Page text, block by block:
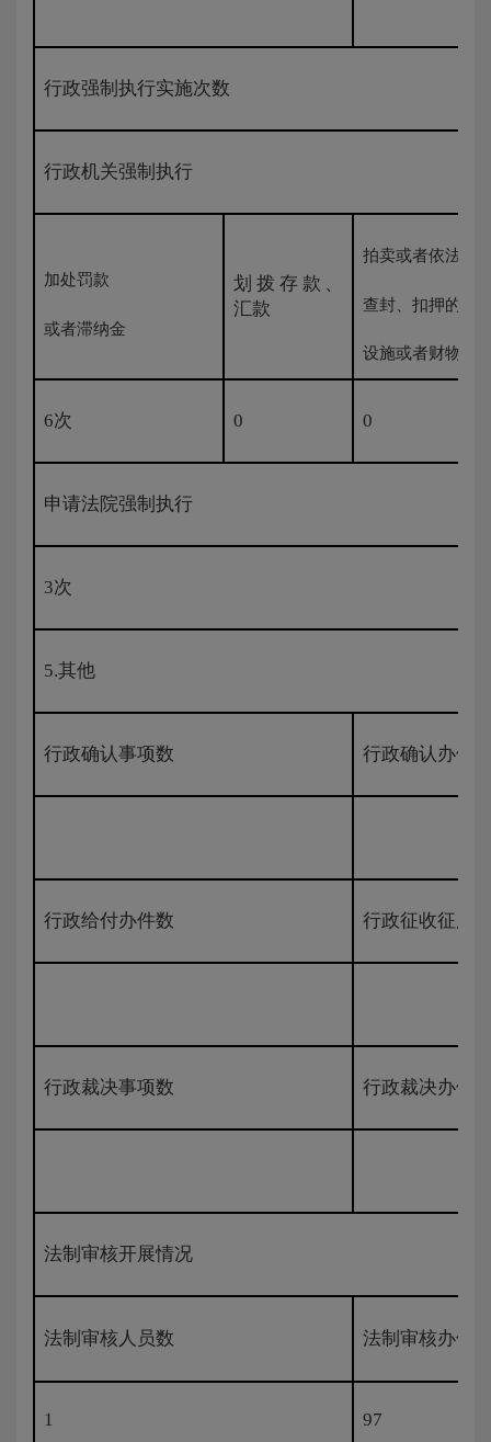
行政强制执行实施次数
行政机关强制执行
加处罚款
或者滞纳金
划拨存款、
汇款
拍卖或者依法处
查封、扣押的场
设施或者财物
6次 0 0
申请法院强制执行
3次
5.其他
行政确认事项数 行政确认办件
行政给付办件数 行政征收征用
行政裁决事项数 行政裁决办件
法制审核开展情况
法制审核人员数 法制审核办件
1 97